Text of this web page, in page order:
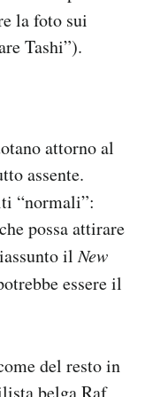
la foto sui
Tashi”).
attorno al
assente.
“normali”:
possa attirare
ilNew
essere il
del resto in
belga Raf